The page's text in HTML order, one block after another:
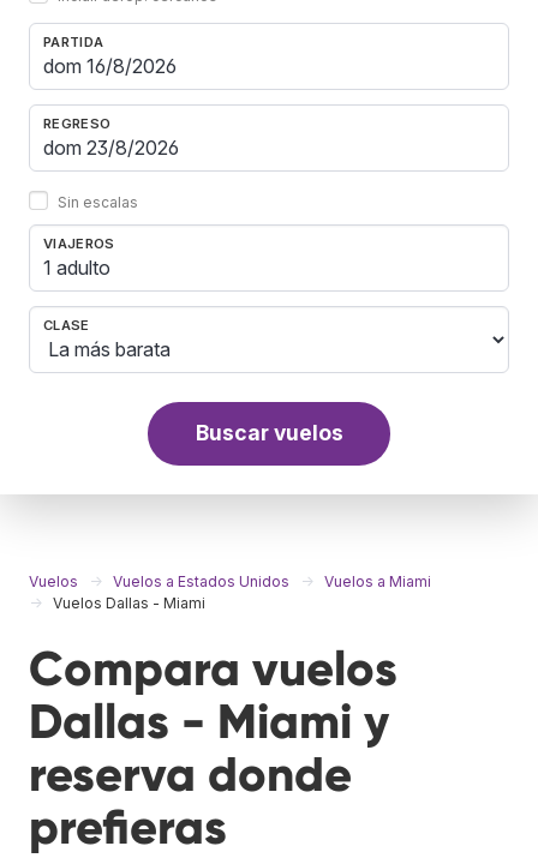
PARTIDA
REGRESO
Sin escalas
VIAJEROS
1 adulto
CLASE
Buscar vuelos
Vuelos Vuelos a Estados Unidos
Vuelos a Miami
Vuelos Dallas - Miami
Compara vuelos
Dallas - Miami y
reserva donde
prefieras